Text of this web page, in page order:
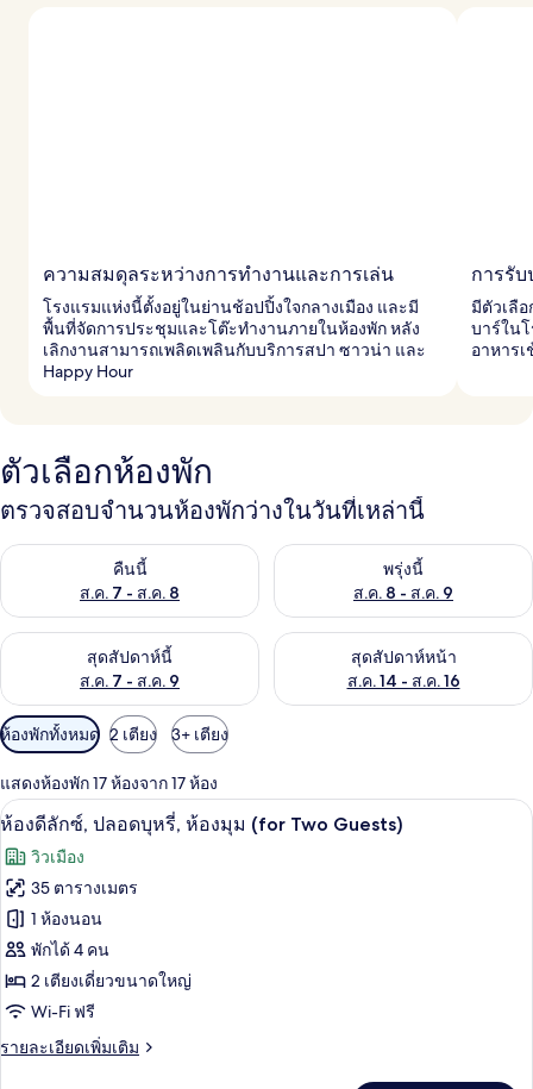
ความสมดุลระหว่างการทำงานและการเล่น
โรงแรมแห่งนี้ตั้งอยู่ในย่านช้อปปิ้งใจกลางเมือง และมี
พื้นที่จัดการประชุมและโต๊ะทำงานภายในห้องพัก หลัง
เลิกงานสามารถเพลิดเพลินกับบริการสปา ซาวน่า และ
Happy Hour
การรั
มีตัวเลื
บาร์ใน
อาหาร
ตัวเลือกห้องพัก
ตรวจสอบจำนวนห้องพักว่างในวันที่เหล่านี้
คืนนี้
ส.ค. 7 - ส.ค. 8
ตรวจสอบจำนวนห้องพักว่างในคืนนี้ ส.ค. 7 - ส.ค. 8พรุ่งนี้
ส.ค. 8 - ส.ค. 9
ตรวจสอบจำนวนห้องพักว่างใน
สุดสัปดาห์นี้
ส.ค. 7 - ส.ค. 9
ตรวจสอบจำนวนห้องพักว่างในสุดสัปดาห์นี้ ส.ค. 7 - ส.ค. 9
สุดสัปดาห์หน้า
ส.ค. 14 - ส.ค. 16
ตรวจสอบจำนวนห้องพักว่างใน
ตัว
กรอง
ที่
มี
ให้
สำหรับ
ห้อง
พัก
ห้องพักทั้งหมด 2 เตียง 3+ เตียง
แสดงห้องพัก 17 ห้องจาก 17 ห้อง
เปิด
ภาพถ่าย
ทั้งหมด
ของ
ห้อง
ดี
ลัก
ซ์,
เครื่องนอนระดับพรีเมียม, มินิบาร์ฟรี,
5
ห้องดีลักซ์, ปลอดบุหรี่, ห้องมุม (for Two Guests)
วิวเมือง
35 ตารางเมตร
1 ห้องนอน
พักได้ 4 คน
2 เตียงเดี่ยวขนาดใหญ่
Wi-Fi ฟรี
รายละเอียดเพิ่มเติม
ราย